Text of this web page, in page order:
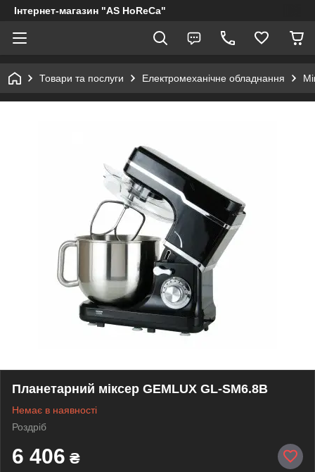
Інтернет-магазин "AS HoReCa"
Товари та послуги Електромеханічне обладнання
Планетарний міксер GEMLUX GL-SM6.8B
Немає в наявності
Роздріб
6 406 ₴